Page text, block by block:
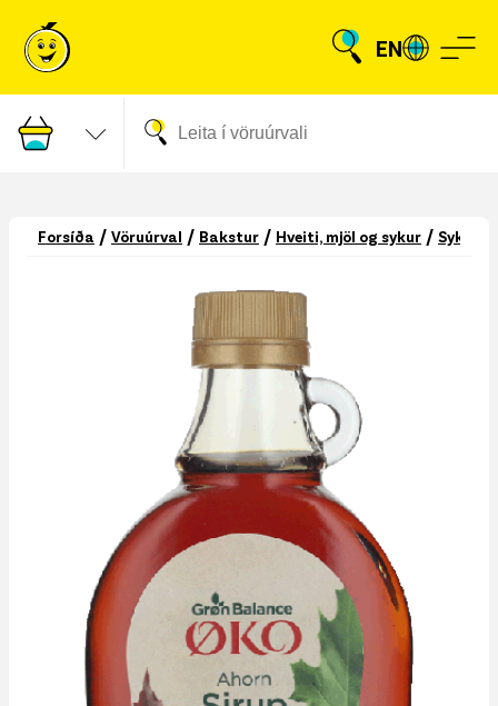
EN
Forsíða / Vöruúrval / Bakstur / Hveiti, mjöl og sykur / Sykur